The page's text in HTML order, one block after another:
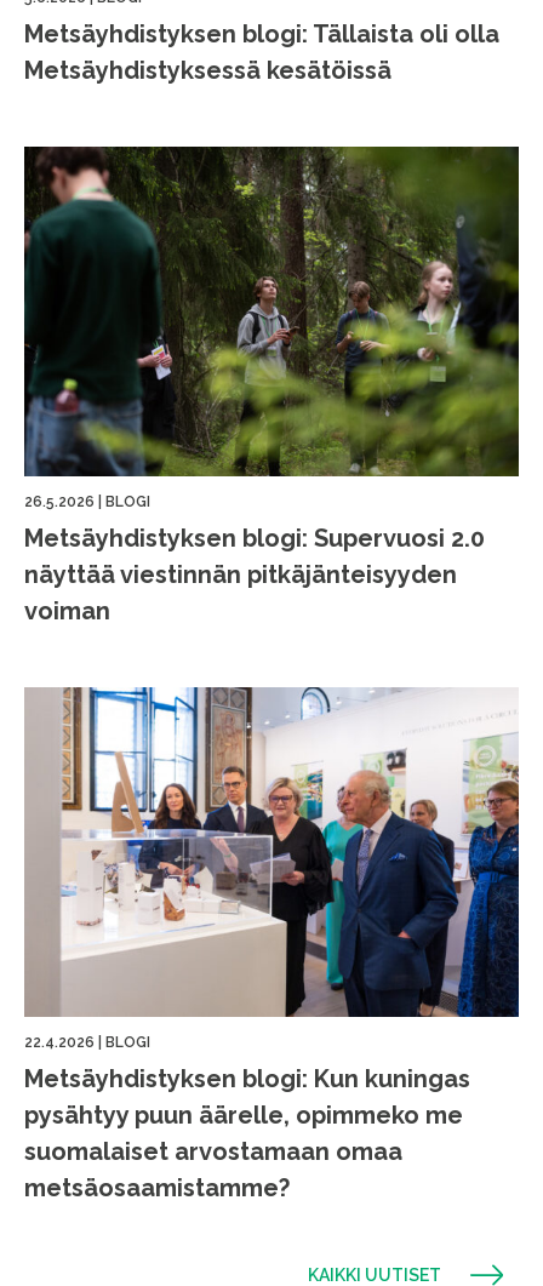
Metsäyhdistyksen blogi: Tällaista oli olla
Metsäyhdistyksessä kesätöissä
26.5.2026 BLOGI
Metsäyhdistyksen blogi: Supervuosi 2.0
näyttää viestinnän pitkäjänteisyyden
voiman
22.4.2026 BLOGI
Metsäyhdistyksen blogi: Kun kuningas
pysähtyy puun äärelle, opimmeko me
suomalaiset arvostamaan omaa
metsäosaamistamme?
KAIKKI UUTISET